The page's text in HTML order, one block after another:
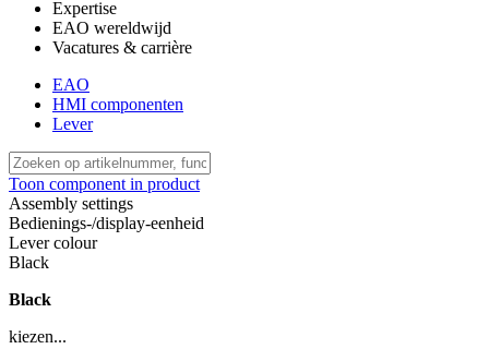
Expertise
EAO wereldwijd
Vacatures & carrière
EAO
HMI componenten
Lever
Toon component in product
Assembly settings
Bedienings-/display-eenheid
Lever colour
Black
Black
kiezen...